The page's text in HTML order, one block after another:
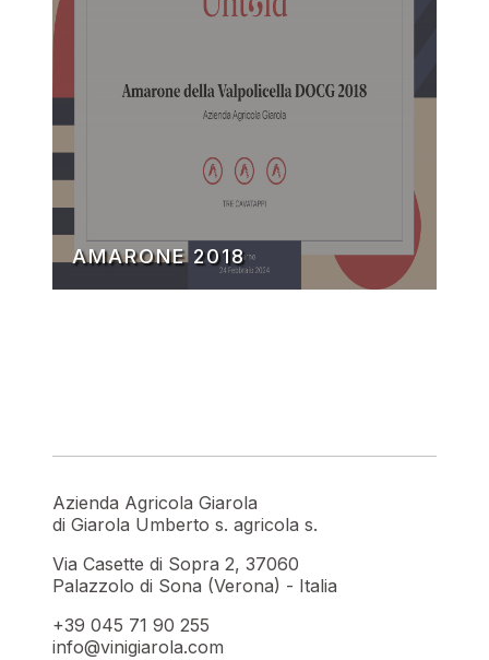
AMARONE 2018
Azienda Agricola Giarola
di Giarola Umberto s. agricola s.
Via Casette di Sopra 2, 37060
Palazzolo di Sona (Verona) - Italia
+39 045 71 90 255
info@vinigiarola.com